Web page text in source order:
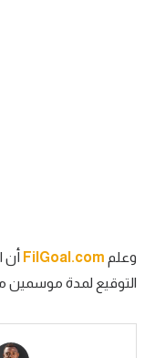
سعودي في الجول
وعلم FilGoal.com أن
التوقيع لمدة موسمين